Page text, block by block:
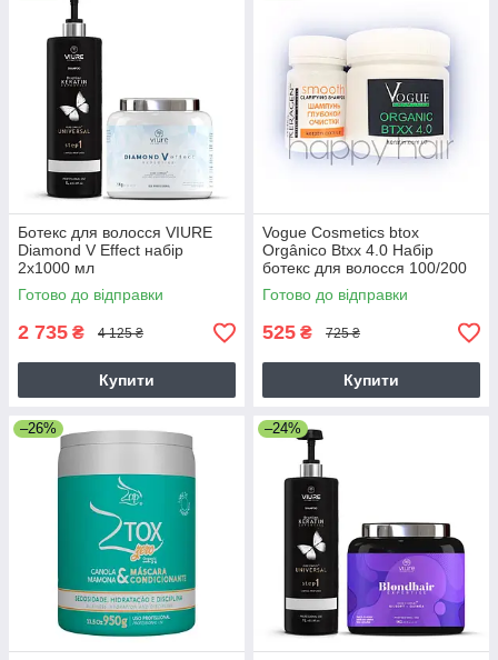
Ботекс для волосся VIURE
Diamond V Effect набір
2х1000 мл
Готово до відправки
2 735 ₴ 4 125 ₴
Купити
Vogue Cosmetics btox
Orgânico Btxx 4.0 Набір
ботекс для волосся 100/200
мл
Готово до відправки
525 ₴ 725 ₴
Купити
–26% –24%